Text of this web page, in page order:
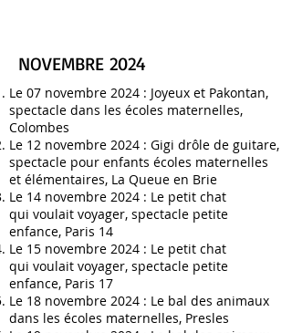
NOVEMBRE 2024
Le 07 novembre 2024 : Joyeux et Pakontan,
spectacle dans les écoles maternelles,
Colombes
Le 12 novembre 2024 : Gigi drôle de guitare,
spectacle pour enfants écoles maternelles
et élémentaires, La Queue en Brie
Le 14 novembre 2024 : Le petit chat
qui voulait voyager, spectacle petite
enfance, Paris 14
Le 15 novembre 2024 : Le petit chat
qui voulait voyager, spectacle petite
enfance, Paris 17
Le 18 novembre 2024 : Le bal des animaux
dans les écoles maternelles, Presles